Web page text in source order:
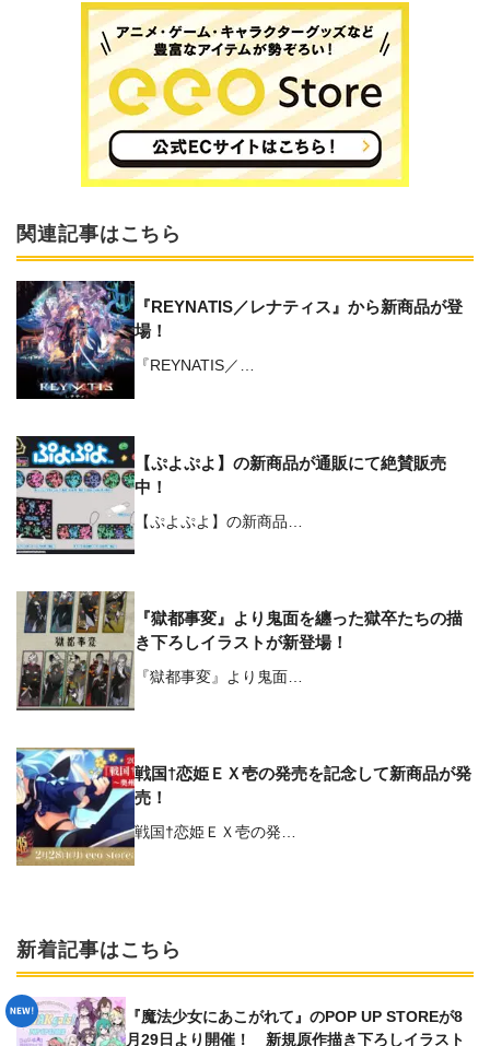
関連記事はこちら
『REYNATIS／レナティス』から新商品が登
場！
『REYNATIS／…
【ぷよぷよ】の新商品が通販にて絶賛販売
中！
【ぷよぷよ】の新商品…
『獄都事変』より鬼面を纏った獄卒たちの描
き下ろしイラストが新登場！
『獄都事変』より鬼面…
戦国†恋姫ＥＸ壱の発売を記念して新商品が発
売！
戦国†恋姫ＥＸ壱の発…
新着記事はこちら
『魔法少女にあこがれて』のPOP UP STOREが8
月29日より開催！ 新規原作描き下ろしイラスト